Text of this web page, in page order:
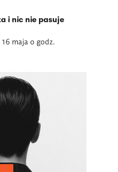
i nic nie pasuje
maja o godz.